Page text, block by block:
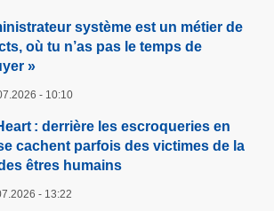
système est un métier de
où tu n’as pas le temps de
»
- 10:10
: derrière les escroqueries en
cachent parfois des victimes de la
êtres humains
- 13:22